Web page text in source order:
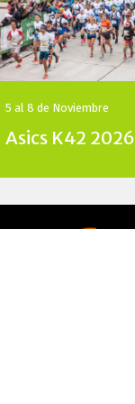
5 al 8 de Noviembre
Asics K42 2026